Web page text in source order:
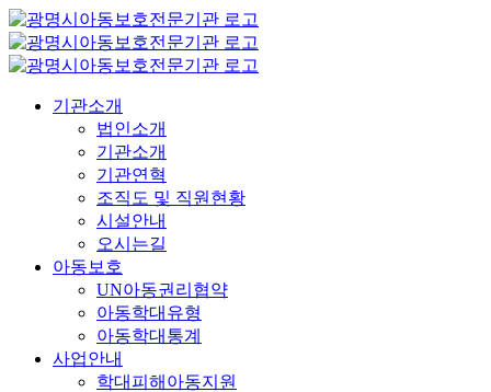
콘
텐
츠
기관소개
법인소개
기관소개
기관연혁
조직도 및 직원현황
시설안내
오시는길
아동보호
UN아동권리협약
아동학대유형
아동학대통계
사업안내
학대피해아동지원